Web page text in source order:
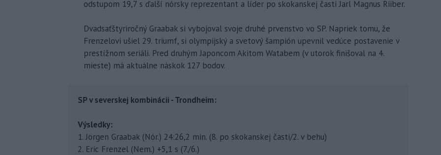
odstupom 19,7 s ďalší nórsky reprezentant a líder po skokanskej časti Jarl Magnus Riiber.
Dvadsaťštyriročný Graabak si vybojoval svoje druhé prvenstvo vo SP. Napriek tomu, že
Frenzelovi ušiel 29. triumf, si olympijský a svetový šampión upevnil vedúce postavenie v
prestížnom seriáli. Pred druhým Japoncom Akitom Watabem (v utorok finišoval na 4.
mieste) má aktuálne náskok 127 bodov.
SP v severskej kombinácii - Trondheim:
Výsledky:
1. Jörgen Graabak (Nór.) 24:26,2 min. (8. po skokanskej časti/2. v behu)
2. Eric Frenzel (Nem.) +5,1 s (7./6.)